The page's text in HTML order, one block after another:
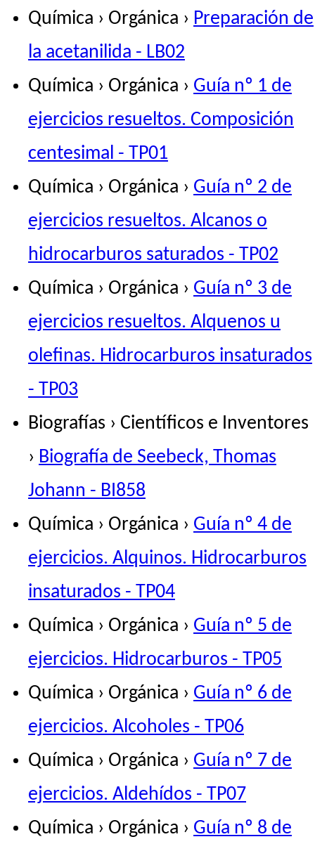
Química › Orgánica › Preparación de
la acetanilida - LB02
Química › Orgánica › Guía nº 1 de
ejercicios resueltos. Composición
centesimal - TP01
Química › Orgánica › Guía nº 2 de
ejercicios resueltos. Alcanos o
hidrocarburos saturados - TP02
Química › Orgánica › Guía nº 3 de
ejercicios resueltos. Alquenos u
olefinas. Hidrocarburos insaturados
- TP03
Biografías › Científicos e Inventores
› Biografía de Seebeck, Thomas
Johann - BI858
Química › Orgánica › Guía nº 4 de
ejercicios. Alquinos. Hidrocarburos
insaturados - TP04
Química › Orgánica › Guía nº 5 de
ejercicios. Hidrocarburos - TP05
Química › Orgánica › Guía nº 6 de
ejercicios. Alcoholes - TP06
Química › Orgánica › Guía nº 7 de
ejercicios. Aldehídos - TP07
Química › Orgánica › Guía nº 8 de